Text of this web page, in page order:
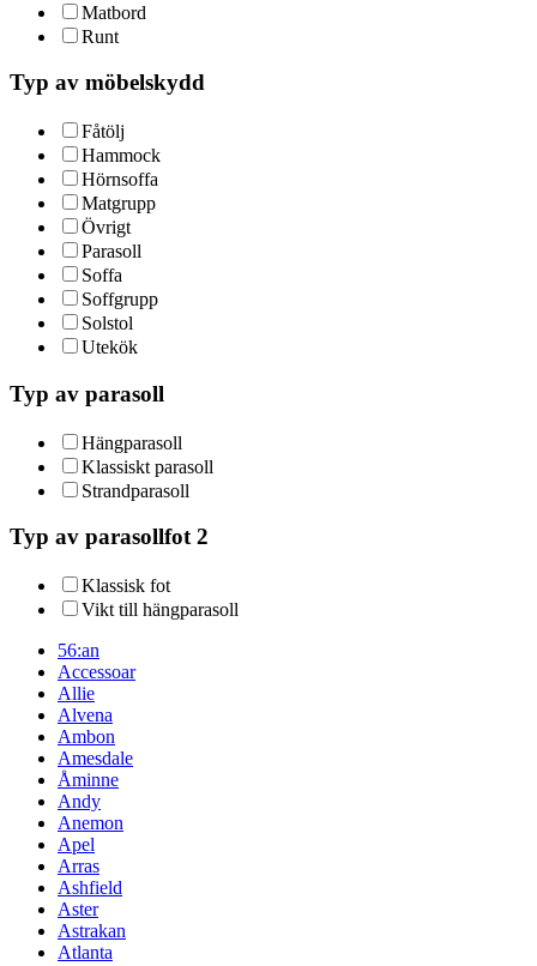
Matbord
Runt
Typ av möbelskydd
Fåtölj
Hammock
Hörnsoffa
Matgrupp
Övrigt
Parasoll
Soffa
Soffgrupp
Solstol
Utekök
Typ av parasoll
Hängparasoll
Klassiskt parasoll
Strandparasoll
Typ av parasollfot 2
Klassisk fot
Vikt till hängparasoll
56:an
Accessoar
Allie
Alvena
Ambon
Amesdale
Åminne
Andy
Anemon
Apel
Arras
Ashfield
Aster
Astrakan
Atlanta